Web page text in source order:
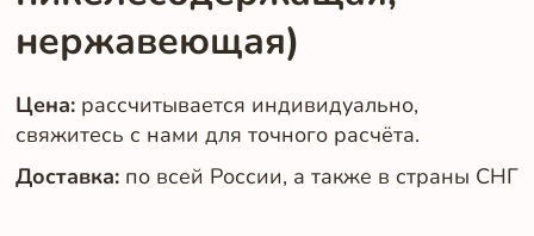
нержавеющая)
Цена: рассчитывается индивидуально,
свяжитесь с нами для точного расчёта.
Доставка: по всей России, а также в страны СНГ